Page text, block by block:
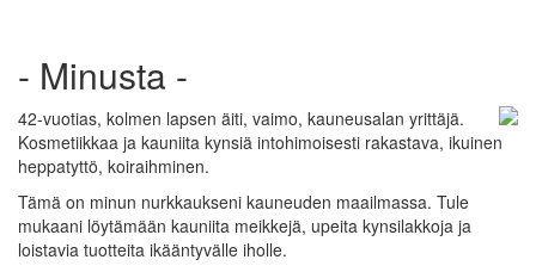
- Minusta -
42-vuotias, kolmen lapsen äiti, vaimo, kauneusalan yrittäjä.
Kosmetiikkaa ja kauniita kynsiä intohimoisesti rakastava, ikuinen
heppatyttö, koiraihminen.
Tämä on minun nurkkaukseni kauneuden maailmassa. Tule
mukaani löytämään kauniita meikkejä, upeita kynsilakkoja ja
loistavia tuotteita ikääntyvälle iholle.